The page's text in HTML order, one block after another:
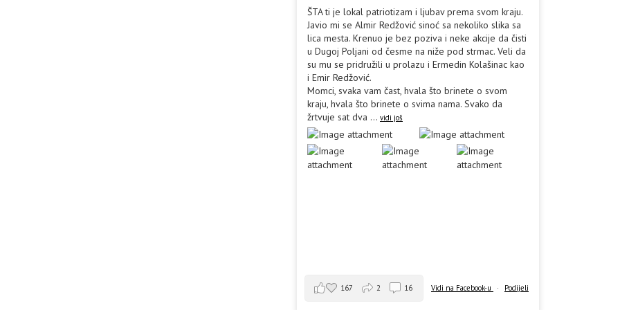
ŠTA ti je lokal patriotizam i ljubav prema svom kraju.
Javio mi se Almir Redžović sinoć sa nekoliko slika sa
lica mesta. Krenuo je bez poziva i neke akcije da čisti
u Dugoj Poljani od česme na niže pod strmac. Veli da
su mu se pridružili u prolazu i Ermedin Kolašinac kao
i Emir Redžović.
Momci, svaka vam čast, hvala što brinete o svom
kraju, hvala što brinete o svima nama. Svako da
žrtvuje sat dva ... vidi još
Vidi na Facebook-u · Podijeli
167 2 16